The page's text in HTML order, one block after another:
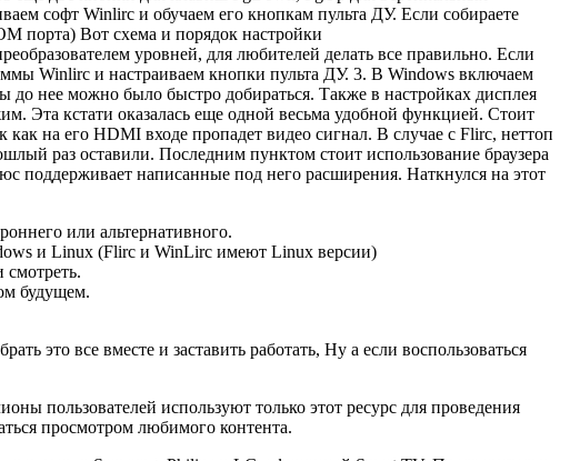
софт Winlirc и обучаем его кнопкам пульта ДУ. Если собираете
порта) Вот схема и порядок настройки
уровней, для любителей делать все правильно. Если
Winlirc и настраиваем кнопки пульта ДУ. 3. В Windows включаем
нее можно было быстро добираться. Также в настройках дисплея
Эта кстати оказалась еще одной весьма удобной функцией. Стоит
как на его HDMI входе пропадет видео сигнал. В случае c Flirc, неттоп
раз оставили. Последним пунктом стоит использование браузера
поддерживает написанные под него расширения. Наткнулся на этот
или альтернативного.
и Linux (Flirc и WinLirc имеют Linux версии)
будущем.
это все вместе и заставить работать, Ну а если воспользоваться
пользователей используют только этот ресурс для проведения
просмотром любимого контента.